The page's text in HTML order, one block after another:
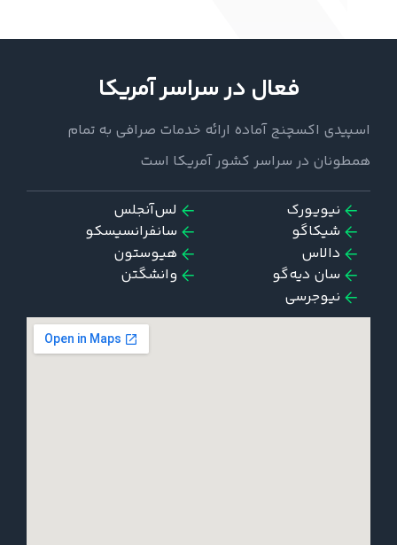
فعال در سراسر آمریکا
اسپیدی اکسچنج آماده ارائه خدمات صرافی به تمام
همطونان در سراسر کشور آمریکا است
نیویورک
لس‌آنجلس
شیکاگو
سانفرانسیسکو
دالاس
هیوستون
سان دیه‌گو
وانشگتن
نیوجرسی